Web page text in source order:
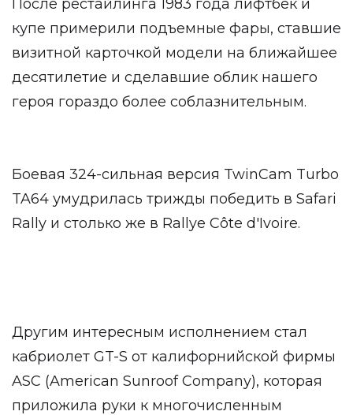
После рестайлинга 1983 года лифтбек и
купе примерили подъемные фары, ставшие
визитной карточкой модели на ближайшее
десятилетие и сделавшие облик нашего
героя гораздо более соблазнительным.
Боевая 324-сильная версия TwinCam Turbo
TA64 умудрилась трижды победить в Safari
Rally и столько же в Rallye Côte d'Ivoire.
Другим интересным исполнением стал
кабриолет GT-S от калифорнийской фирмы
ASC (American Sunroof Company), которая
приложила руки к многочисленным